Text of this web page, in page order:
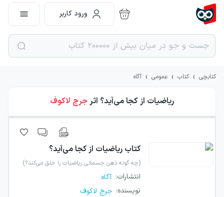
ورود کاربر
کتابچی › کتاب › عمومی › آگاه
ریاضیات از کجا می‌آید؟ اثرجرج لاکوف
کتاب ریاضیات از کجا می‌آید؟
(چه گونه ذهن جسمانی ریاضیات را خلق می‌کند؟)
انتشارات: آگاه
نویسنده: جرج لاکوف